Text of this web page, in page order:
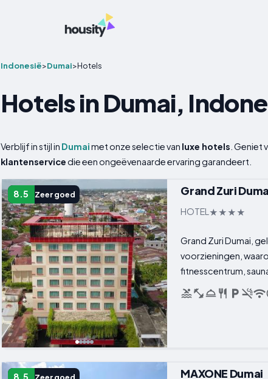
Indonesië>Dumai>Hotels
Hotels in Dumai,
Verblijf in stijl in Dumaimet onze selectie van luxe hotels . Geniet
klantenservicedie een ongeëvenaarde ervaring garandeert.
8.5 Zeer goed Grand Zuri
HOTEL
Grand Zuri Dumai,
voorzieningen,
fitnesscentrum, sauna
MAXONE Dumai